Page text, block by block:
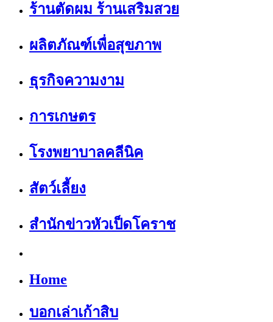
ร้านตัดผม ร้านเสริมสวย
ผลิตภัณฑ์เพื่อสุขภาพ
ธุรกิจความงาม
การเกษตร
โรงพยาบาลคลีนิค
สัตว์เลี้ยง
สำนักข่าวหัวเป็ดโคราช
Home
บอกเล่าเก้าสิบ